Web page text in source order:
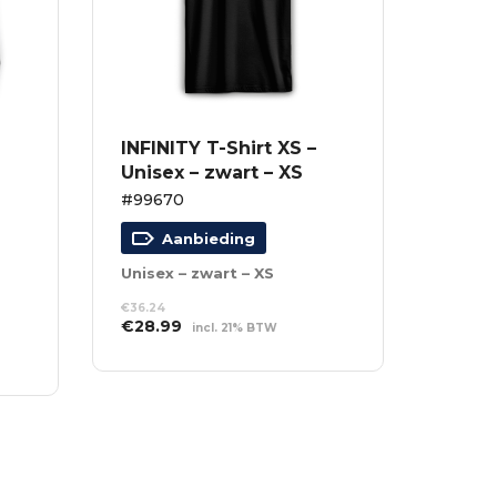
INFINITY T-Shirt XS –
Unisex – zwart – XS
#99670
Aanbieding
Unisex – zwart – XS
€36.24
Oorspronkelijke
was:
€28.99 Huidige
is:
incl. 21% BTW
WINKELWAGEN